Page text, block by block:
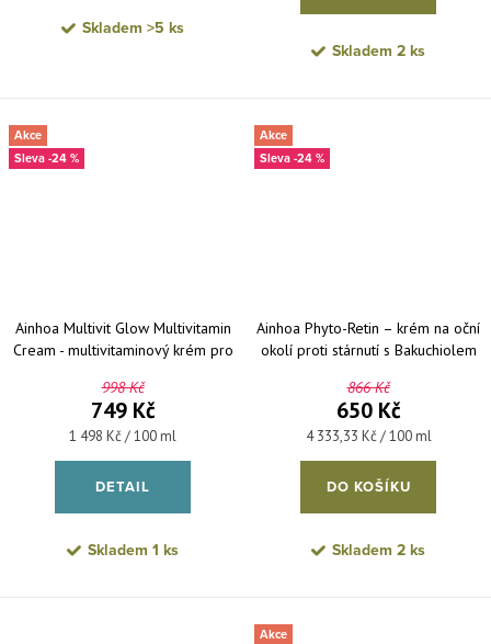
Skladem >5 ks
Skladem 2 ks
Akce
-24 %
Ainhoa Multivit Glow Multivitamin
Cream - multivitaminový krém pro
998 Kč
749 Kč
Měrná cena:
1 498 Kč / 100 ml
DETAIL
Skladem 1 ks
Akce
-24 %
Ainhoa Phyto-Retin – krém na oční
okolí proti stárnutí s Bakuchiolem
866 Kč
650 Kč
Měrná cena:
4 333,33 Kč / 100 ml
DO KOŠÍKU
Skladem 2 ks
Akce